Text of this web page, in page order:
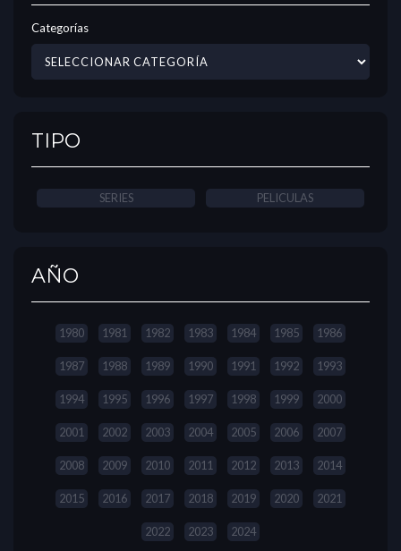
Categorías
TIPO
SERIES PELICULAS
AÑO
1980 1981 1982 1983 1984 1985 1986
1987 1988 1989 1990 1991 1992 1993
1994 1995 1996 1997 1998 1999 2000
2001 2002 2003 2004 2005 2006 2007
2008 2009 2010 2011 2012 2013 2014
2015 2016 2017 2018 2019 2020 2021
2022 2023 2024